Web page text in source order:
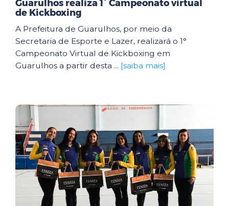
Guarulhos realiza 1° Campeonato virtual
de Kickboxing
A Prefeitura de Guarulhos, por meio da
Secretaria de Esporte e Lazer, realizará o 1°
Campeonato Virtual de Kickboxing em
Guarulhos a partir desta ... [saiba mais]